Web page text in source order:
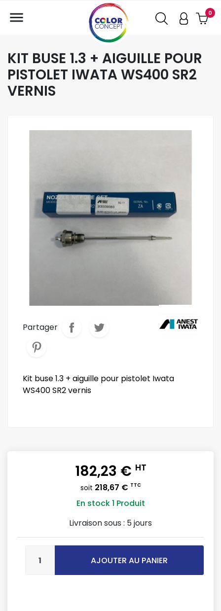
0

KIT BUSE 1.3 + AIGUILLE POUR
PISTOLET IWATA WS400 SR2
VERNIS
Partager
Kit buse 1.3 + aiguille pour pistolet Iwata
WS400 SR2 vernis
182,23 € HT
soit 218,67 € TTC
En stock1 Produit
Livraison sous : 5 jours
AJOUTER AU PANIER